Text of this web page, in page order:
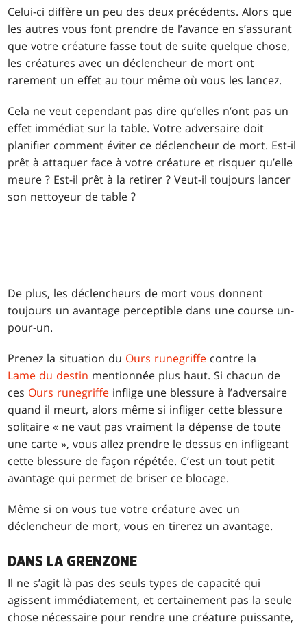
Celui-ci diffère un peu des deux précédents. Alors que
les autres vous font prendre de l’avance en s’assurant
que votre créature fasse tout de suite quelque chose,
les créatures avec un déclencheur de mort ont
rarement un effet au tour même où vous les lancez.
Cela ne veut cependant pas dire qu’elles n’ont pas un
effet immédiat sur la table. Votre adversaire doit
planifier comment éviter ce déclencheur de mort. Est-il
prêt à attaquer face à votre créature et risquer qu’elle
meure ? Est-il prêt à la retirer ? Veut-il toujours lancer
son nettoyeur de table ?
De plus, les déclencheurs de mort vous donnent
toujours un avantage perceptible dans une course un-
pour-un.
Prenez la situation du Ours runegriffe contre la
Lame du destin mentionnée plus haut. Si chacun de
ces Ours runegriffe inflige une blessure à l’adversaire
quand il meurt, alors même si infliger cette blessure
solitaire « ne vaut pas vraiment la dépense de toute
une carte », vous allez prendre le dessus en infligeant
cette blessure de façon répétée. C’est un tout petit
avantage qui permet de briser ce blocage.
Même si on vous tue votre créature avec un
déclencheur de mort, vous en tirerez un avantage.
DANS LA GRENZONE
Il ne s’agit là pas des seuls types de capacité qui
agissent immédiatement, et certainement pas la seule
chose nécessaire pour rendre une créature puissante,